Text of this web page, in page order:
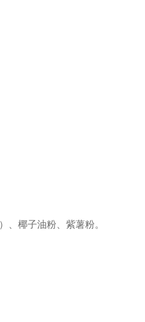
椰子油粉、紫薯粉。